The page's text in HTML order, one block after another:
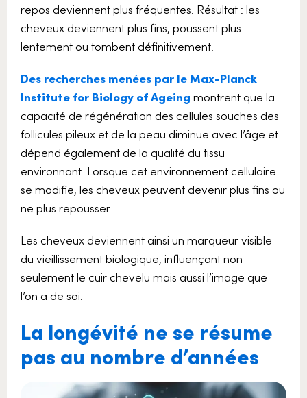
repos deviennent plus fréquentes. Résultat : les
cheveux deviennent plus fins, poussent plus
lentement ou tombent définitivement.
Des recherches menées par le Max-Planck
Institute for Biology of Ageing montrent que la
capacité de régénération des cellules souches des
follicules pileux et de la peau diminue avec l’âge et
dépend également de la qualité du tissu
environnant. Lorsque cet environnement cellulaire
se modifie, les cheveux peuvent devenir plus fins ou
ne plus repousser.
Les cheveux deviennent ainsi un marqueur visible
du vieillissement biologique, influençant non
seulement le cuir chevelu mais aussi l’image que
l’on a de soi.
La longévité ne se résume
pas au nombre d’années